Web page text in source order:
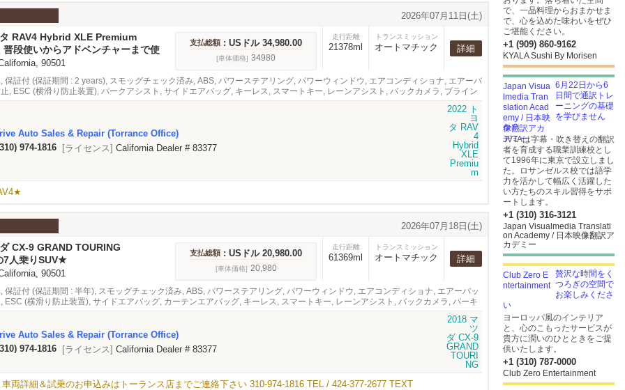
2026年07月11日(土)
RAV4 Hybrid XLE Premium
段使いからアドベンチャーまで使
SUV★
90501
支払総額 : USドル 34,980.00
[車体価格] 34980
走行距離
21378ml
トランスミッション
オートマチック 詳細
保証付 (保証期間 : 2 years), スモッグチェック済み, ABS, パワーステアリング, パワーウィンドウ, エアコンディショナ, エアーバ
, ESC (横滑り防止装置), パークアシスト, サイドエアバッグ, キーレス, スマートキー, レーンアシスト, バックカメラ, ブライン
ニター, アダプティブクルーズコントロール, 緊急ブレーキシステム, オーディオ, サンルーフ
Auto Sales & Repair (Torrance Office)
974-1816
[ライセンス] California Dealer # 83377
2026年07月18日(土)
CX-9 GRAND TOURING
人乗りSUV★
90501
支払総額 : USドル 20,980.00
[車体価格] 20,980
走行距離
61369ml
トランスミッション
オートマチック 詳細
保証付 (保証期間 : 半年), スモッグチェック済み, ABS, パワーステアリング, パワーウィンドウ, エアコンディショナ, エアーバッ
ESC (横滑り防止装置), サイドエアバッグ, カーテンエアバッグ, キーレス, スマートキー, レーンアシスト, バックカメラ, パーキ
, ブラインドスポットモニター, アダプティブクルーズコントロール, 緊急ブレーキシステム, オーディオ
Auto Sales & Repair (Torrance Office)
974-1816
[ライセンス] California Dealer # 83377
両詳細＆試乗のお申込みはトーランス店までご連絡下さい 310-974-1816 TEL / 424-377-2677 TEXT
で、一品料理からおまかせま
で、心を込めた味わいをぜひ
ご堪能ください。
+1 (909) 860-9162
KYALA Sushi By Morisen
6月22日から6
日間で通訳トレ
ーニングの基礎
を学びません
か？
JVTAは字幕・吹き替えの翻訳
者を育成する職業訓練校とし
て1996年に東京で設立しまし
た。ロサンゼルス校では語学
力を活かして幅広く活躍した
い方たちのスキル習得をサポ
ートします。
+1 (310) 316-3121
Japan Visualmedia Translati
on Academy / 日本映像翻訳ア
カデミー
贅沢な時間をく
つろぎの空間で
お楽しみくださ
い
ヨーロッパ風のインテリア
と、心のこもったサービスが
貴方に潤いのひとときをご提
供いたします。
+1 (310) 787-0000
Club Zero Entertainment